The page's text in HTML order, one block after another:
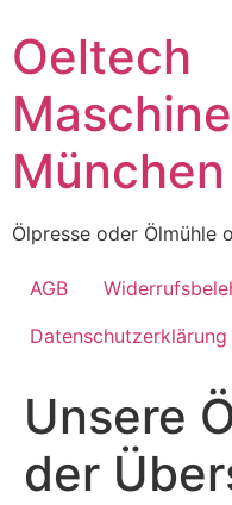
to
content
Oeltech
München
Ölpresse oder Ölmühle
AGB
Datenschutzerklärung
Unsere
der